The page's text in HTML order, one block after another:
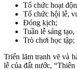
Tổ chức hoạt
Tổ chức hội lễ,
Đóng kịch;
Tuần lễ sáng
Trò chơi học tập;
Triển lãm tranh vẽ và
lễ của đất nước,